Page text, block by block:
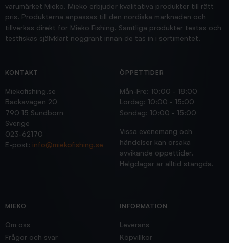
varumärket Mieko. Mieko erbjuder kvalitativa produkter till rätt
pris. Produkterna anpassas till den nordiska marknaden och
tillverkas direkt för Mieko Fishing. Samtliga produkter testas och
testfiskas självklart noggrant innan de tas in i sortimentet.
KONTAKT
Miekofishing.se
Backavägen 20
790 15 Sundborn
Sverige
023-62170
E-post: info@miekofishing.se
ÖPPETTIDER
Mån-Fre: 10:00 - 18:00
Lördag: 10:00 - 15:00
Söndag: 10:00 - 15:00
Vissa evenemang och
händelser kan orsaka
avvikande öppettider.
Helgdagar är alltid stängda.
MIEKO
Om oss
Frågor och svar
INFORMATION
Leverans
Köpvillkor